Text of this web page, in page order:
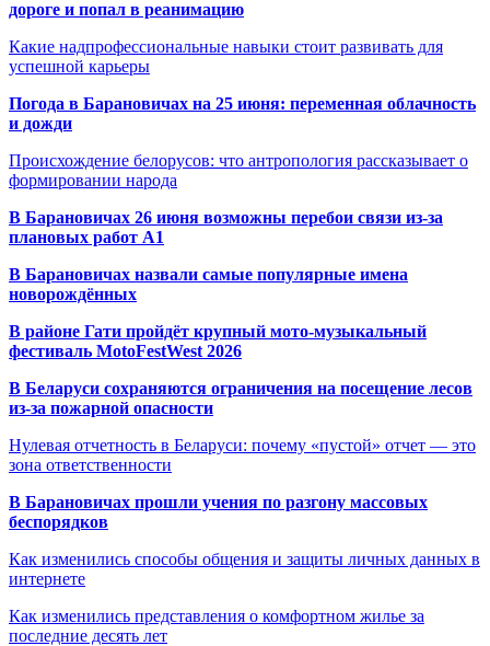
дороге и попал в реанимацию
Какие надпрофессиональные навыки стоит развивать для
успешной карьеры
Погода в Барановичах на 25 июня: переменная облачность
и дожди
Происхождение белорусов: что антропология рассказывает о
формировании народа
В Барановичах 26 июня возможны перебои связи из-за
плановых работ A1
В Барановичах назвали самые популярные имена
новорождённых
В районе Гати пройдёт крупный мото-музыкальный
фестиваль MotoFestWest 2026
В Беларуси сохраняются ограничения на посещение лесов
из-за пожарной опасности
Нулевая отчетность в Беларуси: почему «пустой» отчет — это
зона ответственности
В Барановичах прошли учения по разгону массовых
беспорядков
Как изменились способы общения и защиты личных данных в
интернете
Как изменились представления о комфортном жилье за
последние десять лет